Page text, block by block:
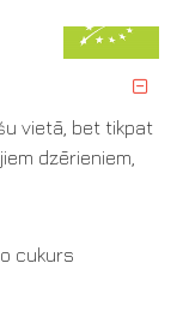
vietā, bet tikpat
dzērieniem,
cukurs